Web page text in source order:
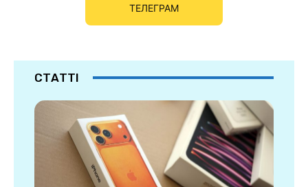
ТЕЛЕГРАМ
СТАТТІ